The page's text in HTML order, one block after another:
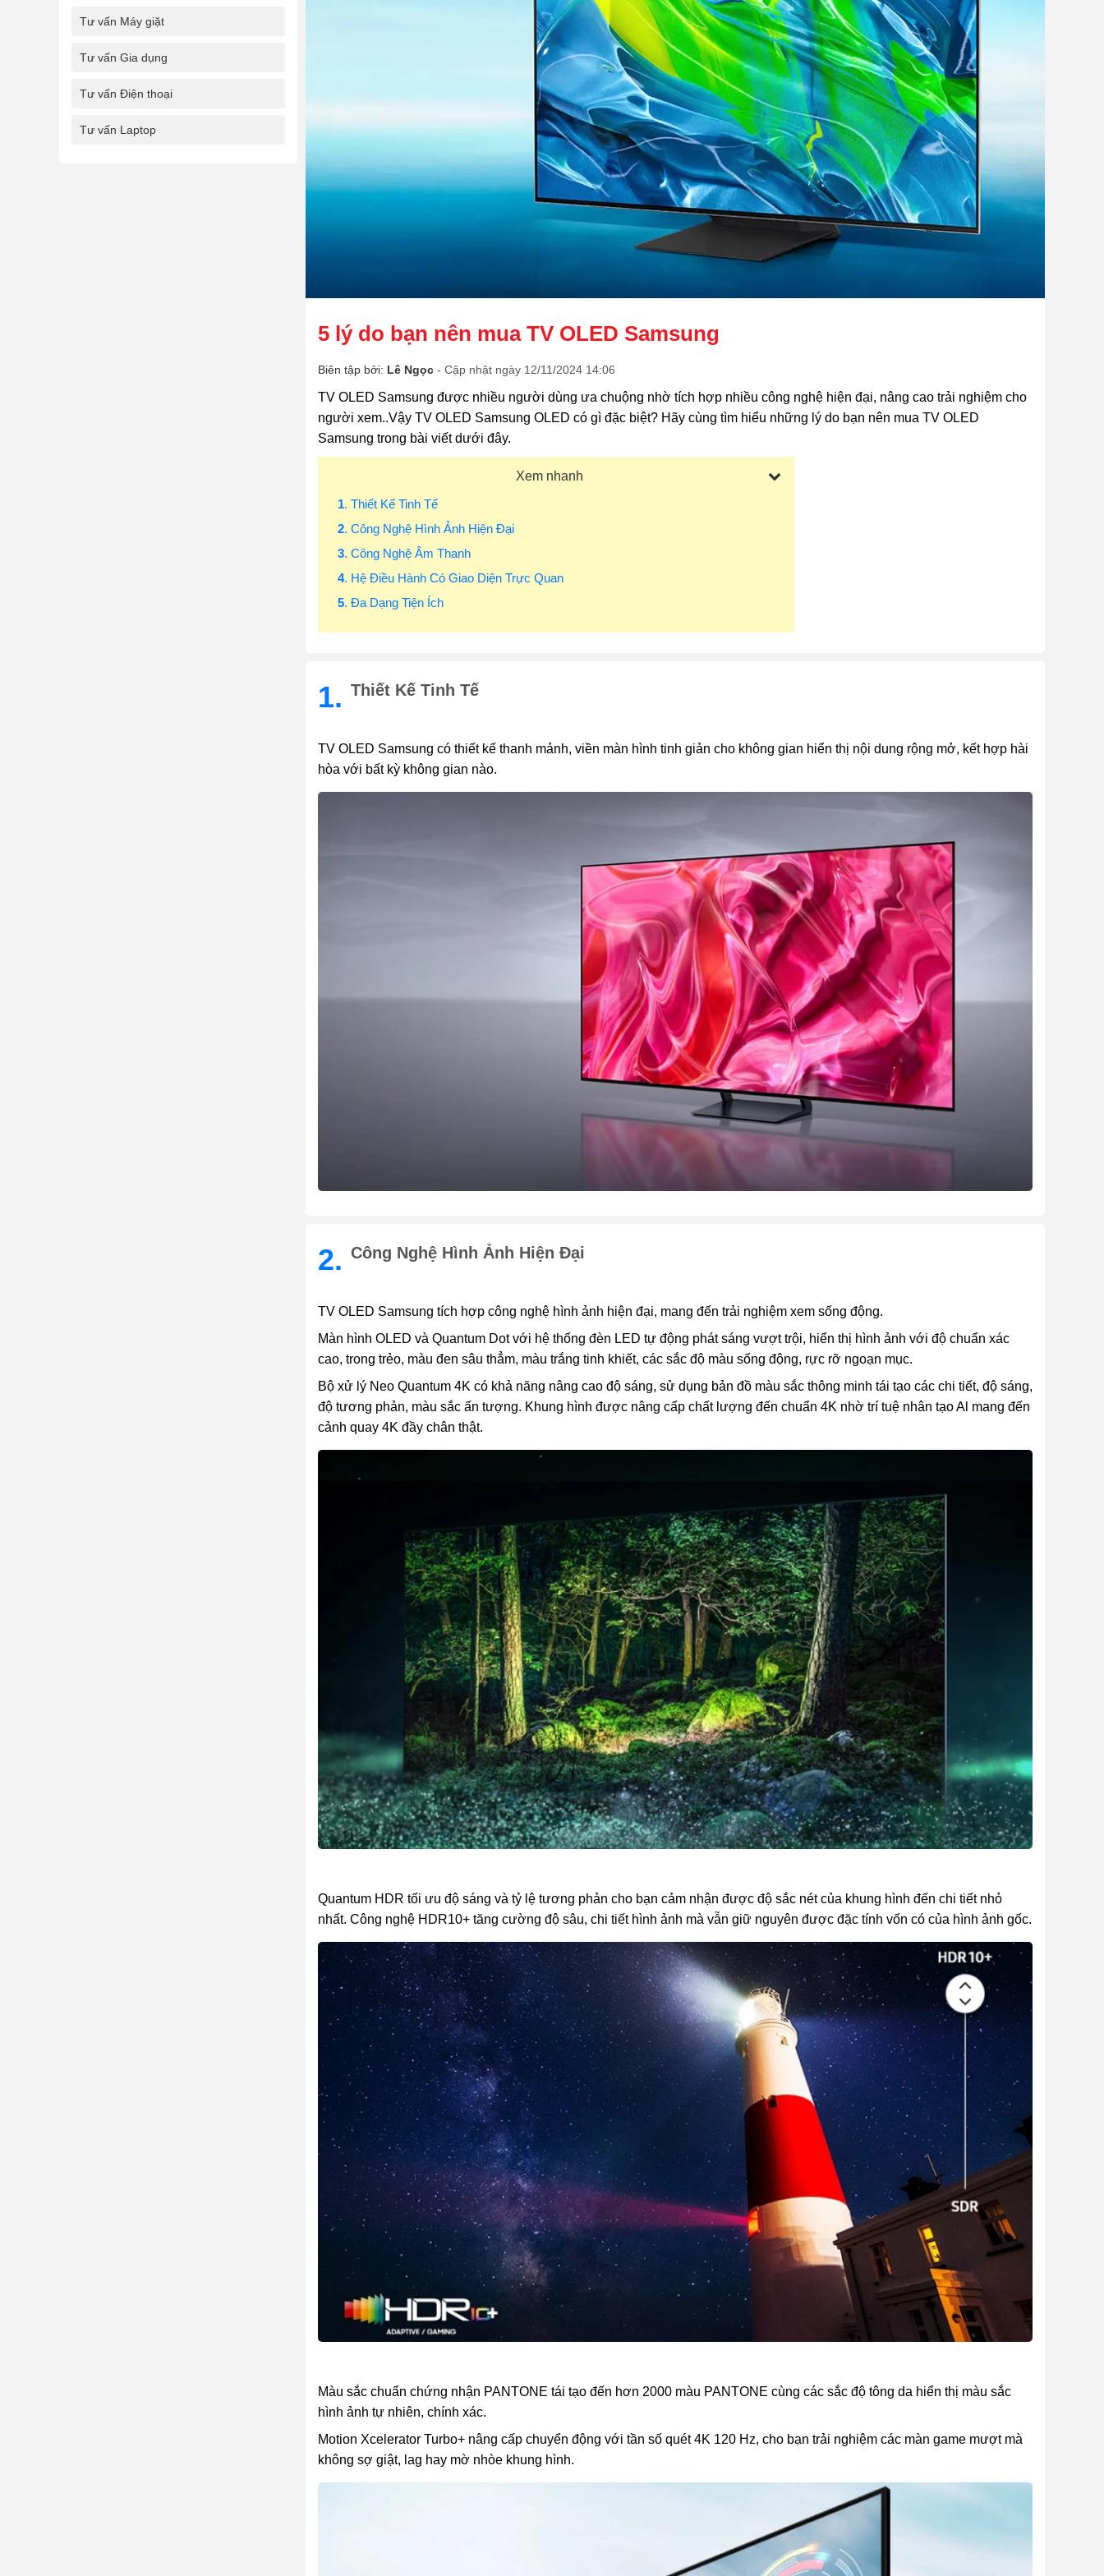
Tư vấn Máy giặt
Tư vấn Gia dụng
Tư vấn Điện thoại
Tư vấn Laptop
5 lý do bạn nên mua TV OLED Samsung
Biên tập bởi: Lê Ngọc - Cập nhật ngày 12/11/2024 14:06
TV OLED Samsung được nhiều người dùng ưa chuộng nhờ tích hợp nhiều công nghệ hiện đại, nâng cao trải nghiệm cho
người xem..Vậy TV OLED Samsung OLED có gì đặc biệt? Hãy cùng tìm hiểu những lý do bạn nên mua TV OLED
Samsung trong bài viết dưới đây.
Xem nhanh
1. Thiết Kế Tinh Tế
2. Công Nghệ Hình Ảnh Hiện Đại
3. Công Nghệ Âm Thanh
4. Hệ Điều Hành Có Giao Diện Trực Quan
5. Đa Dạng Tiện Ích
1. Thiết Kế Tinh Tế
TV OLED Samsung có thiết kế thanh mảnh, viền màn hình tinh giản cho không gian hiển thị nội dung rộng mở, kết hợp hài
hòa với bất kỳ không gian nào.
2. Công Nghệ Hình Ảnh Hiện Đại
TV OLED Samsung tích hợp công nghệ hình ảnh hiện đại, mang đến trải nghiệm xem sống động.
Màn hình OLED và Quantum Dot với hệ thống đèn LED tự động phát sáng vượt trội, hiển thị hình ảnh với độ chuẩn xác
cao, trong trẻo, màu đen sâu thẳm, màu trắng tinh khiết, các sắc độ màu sống động, rực rỡ ngoạn mục.
Bộ xử lý Neo Quantum 4K có khả năng nâng cao độ sáng, sử dụng bản đồ màu sắc thông minh tái tạo các chi tiết, độ sáng,
độ tương phản, màu sắc ấn tượng. Khung hình được nâng cấp chất lượng đến chuẩn 4K nhờ trí tuệ nhân tạo Al mang đến
cảnh quay 4K đầy chân thật.
Quantum HDR tối ưu độ sáng và tỷ lệ tương phản cho bạn cảm nhận được độ sắc nét của khung hình đến chi tiết nhỏ
nhất. Công nghệ HDR10+ tăng cường độ sâu, chi tiết hình ảnh mà vẫn giữ nguyên được đặc tính vốn có của hình ảnh gốc.
Màu sắc chuẩn chứng nhận PANTONE tái tạo đến hơn 2000 màu PANTONE cùng các sắc độ tông da hiển thị màu sắc
hình ảnh tự nhiên, chính xác.
Motion Xcelerator Turbo+ nâng cấp chuyển động với tần số quét 4K 120 Hz, cho bạn trải nghiệm các màn game mượt mà
không sợ giật, lag hay mờ nhòe khung hình.